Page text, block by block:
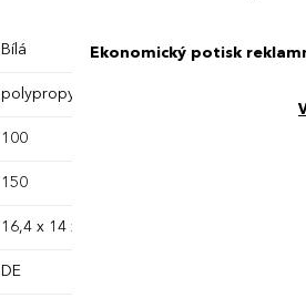
Bílá
polypropylen 100 %
100
150
16,4 x 14 x 7,6 cm
DE
Ekonomický potisk